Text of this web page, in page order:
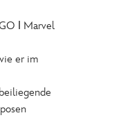
ǀ Marvel
er im